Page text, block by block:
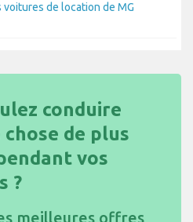
voitures de location de MG
conduire
de plus
vos
?
meilleures offres